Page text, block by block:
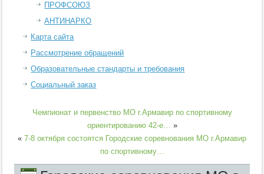
ПРОФСОЮЗ
АНТИНАРКО
Карта сайта
Рассмотрение обращений
Образовательные стандарты и требования
Социальный заказ
Чемпионат и первенство МО г.Армавир по спортивному
ориентированию 42-е… »
« 7-8 октября состоятся Городские соревнования МО г.Армавир
по спортивному…